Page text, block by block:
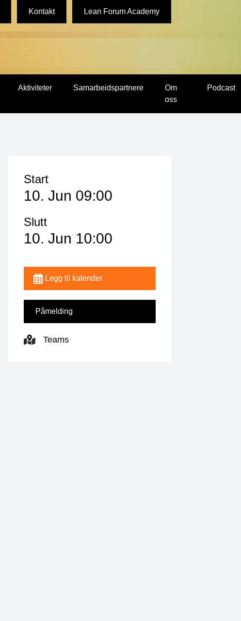
Kontakt Lean Forum Academy
Aktiviteter Samarbeidspartnere
Om
oss
Podcast
Start
10. Jun 09:00
Slutt
10. Jun 10:00
Legg til kalender
Påmelding
Teams